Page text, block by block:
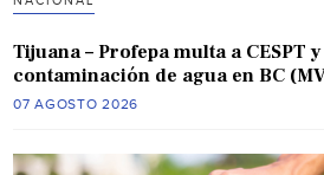
Tijuana – Profepa multa a CESPT y
contaminación de agua en BC
07 AGOSTO 2026